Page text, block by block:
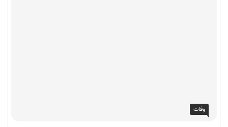
وفات